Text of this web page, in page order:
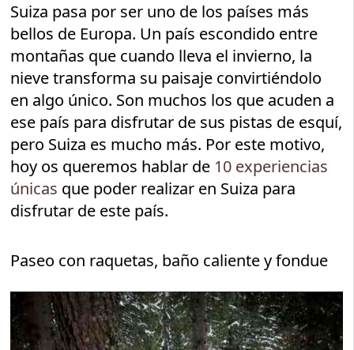
Suiza pasa por ser uno de los países más
bellos de Europa. Un país escondido entre
montañas que cuando lleva el invierno, la
nieve transforma su paisaje convirtiéndolo
en algo único. Son muchos los que acuden a
ese país para disfrutar de sus pistas de esquí,
pero Suiza es mucho más. Por este motivo,
hoy os queremos hablar de 10 experiencias
únicas que poder realizar en Suiza para
disfrutar de este país.
Paseo con raquetas, baño caliente y fondue